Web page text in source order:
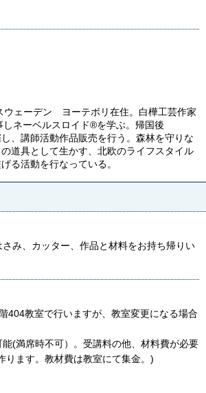
ウェーデン ヨーテボリ在住。白樺工芸作家
ネーベルスロイド®️を学ぶ。帰国後
、講師活動作品販売を行う。森林を守りな
道具として生かす、北欧のライフスタイル
る活動を行なっている。
み、カッター、作品と材料をお持ち帰りい
404教室で行いますが、教室変更になる場合
(満席時不可）。受講料の他、材料費が必要
ります。教材費は教室にて集金。)